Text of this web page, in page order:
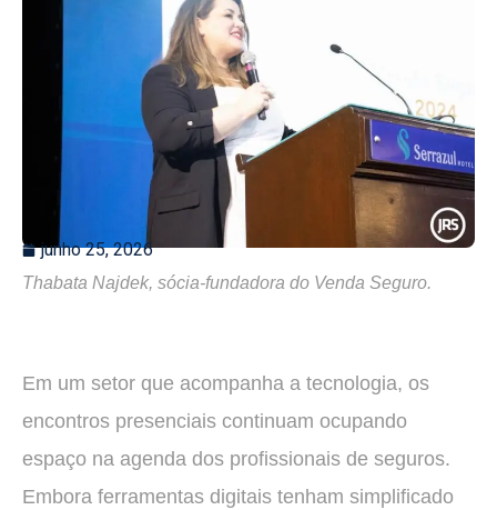
junho 25, 2026
Thabata Najdek, sócia-fundadora do Venda Seguro.
Em um setor que acompanha a tecnologia, os
encontros presenciais continuam ocupando
espaço na agenda dos profissionais de seguros.
Embora ferramentas digitais tenham simplificado